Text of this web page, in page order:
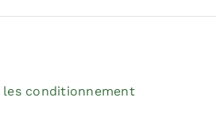
conditionnement